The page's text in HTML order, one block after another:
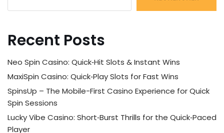
Recent Posts
Neo Spin Casino: Quick‑Hit Slots & Instant Wins
MaxiSpin Casino: Quick‑Play Slots for Fast Wins
SpinsUp – The Mobile-First Casino Experience for Quick
Spin Sessions
Lucky Vibe Casino: Short‑Burst Thrills for the Quick‑Paced
Player